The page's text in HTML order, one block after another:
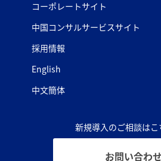
コーポレートサイト
中国コンサルサービスサイト
採用情報
English
中文簡体
新規導入のご相談はこ
お問い合わせ